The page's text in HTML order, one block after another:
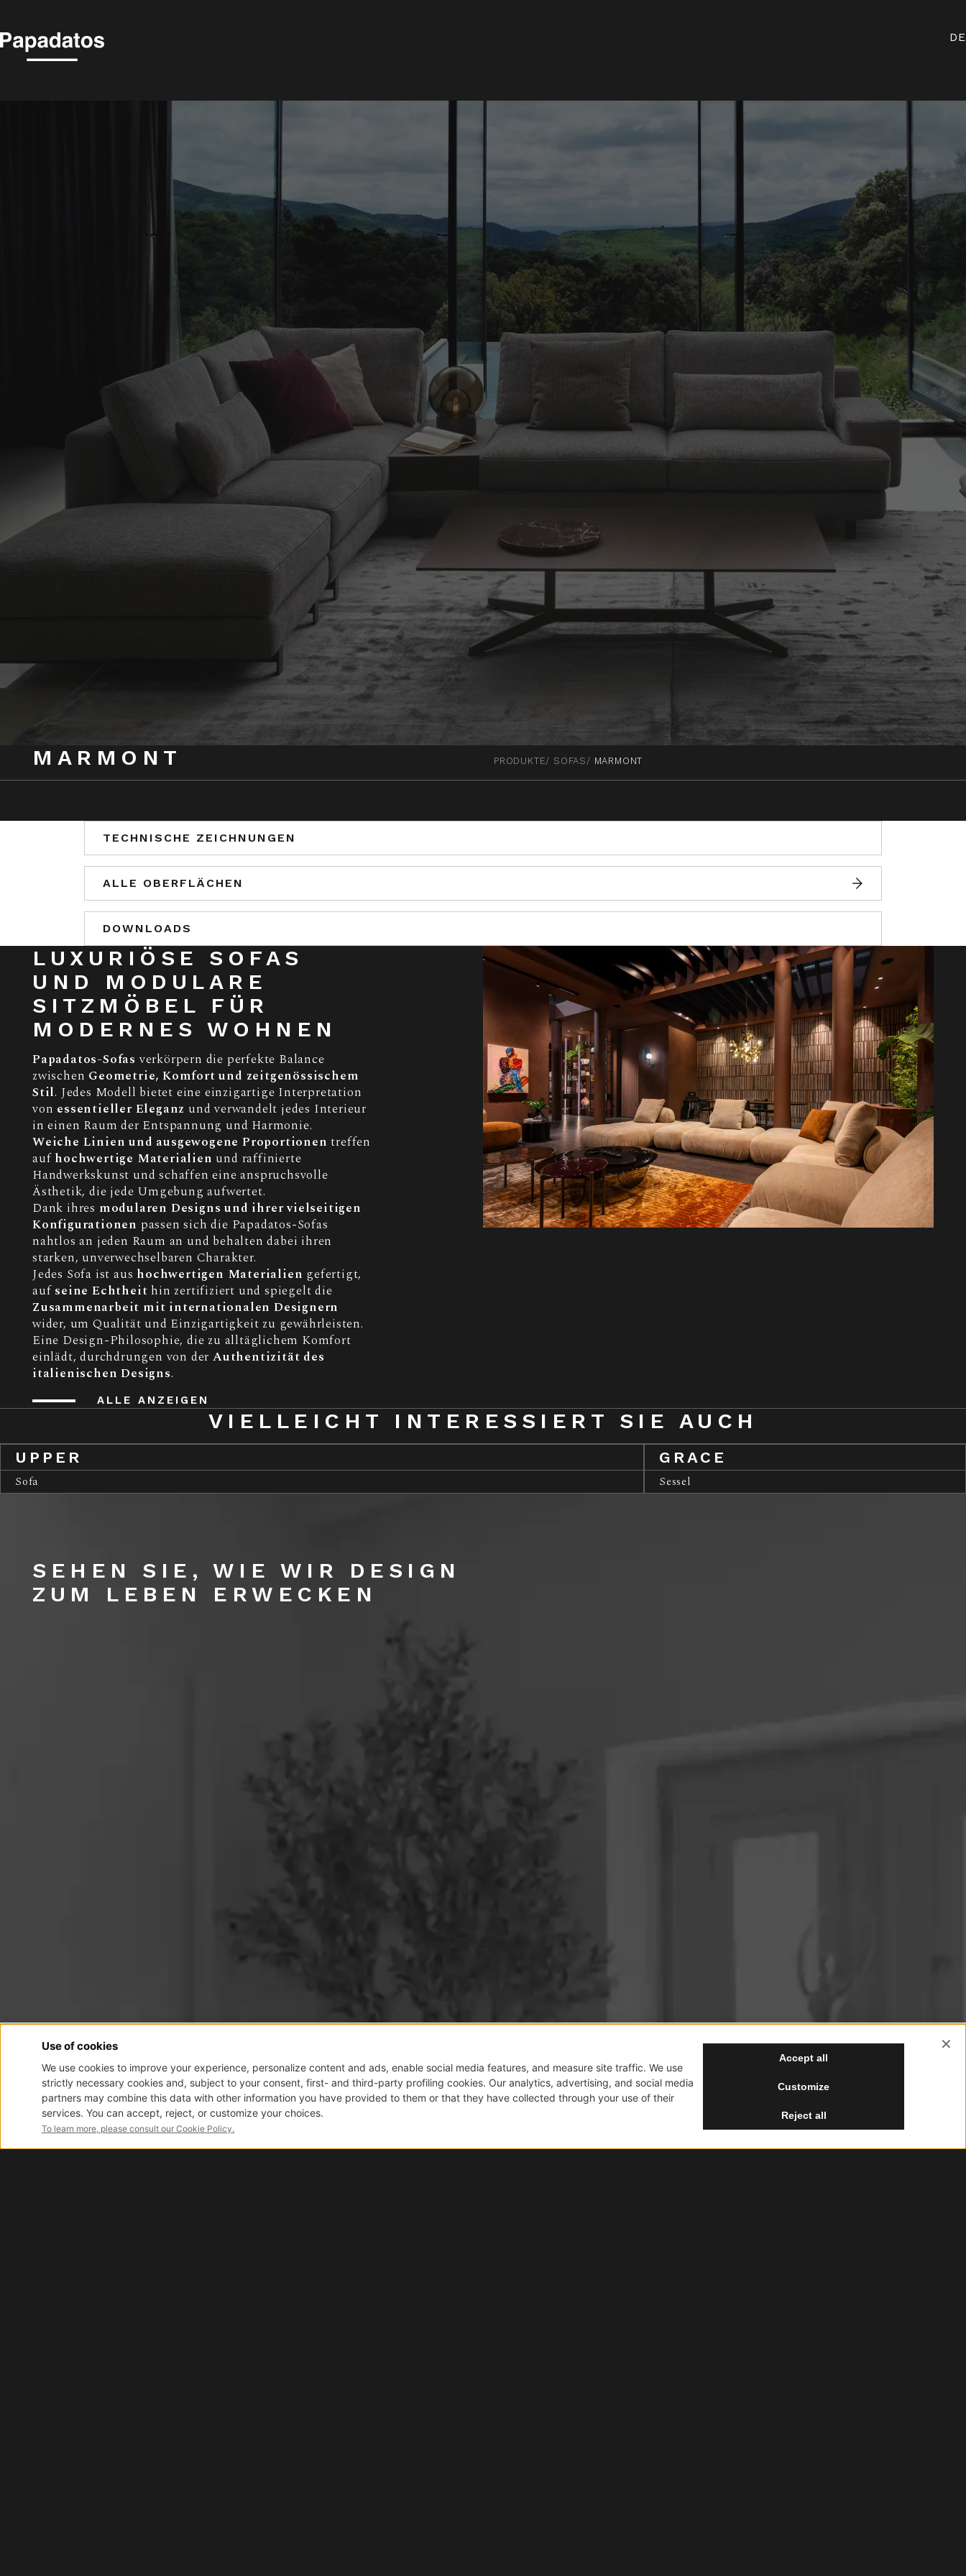
DE
PRODUKTE SOFAS MARMONT
MARMONT
TECHNISCHE ZEICHNUNGEN
ALLE OBERFLÄCHEN
DOWNLOADS
LUXURIÖSE SOFAS
UND MODULARE
SITZMÖBEL FÜR
MODERNES WOHNEN
Papadatos-Sofas verkörpern die perfekte Balance
zwischen Geometrie, Komfort und zeitgenössischem
Stil. Jedes Modell bietet eine einzigartige Interpretation
von essentieller Eleganz und verwandelt jedes Interieur
in einen Raum der Entspannung und Harmonie.
Weiche Linien und ausgewogene Proportionen treffen
aufhochwertige Materialien und raffinierte
Handwerkskunst und schaffen eine anspruchsvolle
Ästhetik, die jede Umgebung aufwertet.
Dank ihres modularen Designs und ihrer vielseitigen
Konfigurationen passen sich die Papadatos-Sofas
nahtlos an jeden Raum an und behalten dabei ihren
starken, unverwechselbaren Charakter.
Jedes Sofa ist aus hochwertigen Materialien gefertigt,
aufseine Echtheit hin zertifiziert und spiegelt die
Zusammenarbeit mit internationalen Designern
wider, um Qualität und Einzigartigkeit zu gewährleisten.
Eine Design-Philosophie, die zu alltäglichem Komfort
einlädt, durchdrungen von derAuthentizität des
italienischen Designs.
ALLE ANZEIGEN
VIELLEICHT INTERESSIERT SIE AUCH
UPPER
Sofa
GRACE
Sessel
SEHEN SIE, WIE WIR DESIGN
ZUM LEBEN ERWECKEN